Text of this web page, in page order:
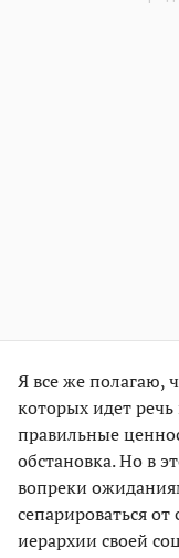
Я все же полагаю,
которых идет речь
правильные
обстановка. Но в
вопреки
сепарироваться
иерархии своей